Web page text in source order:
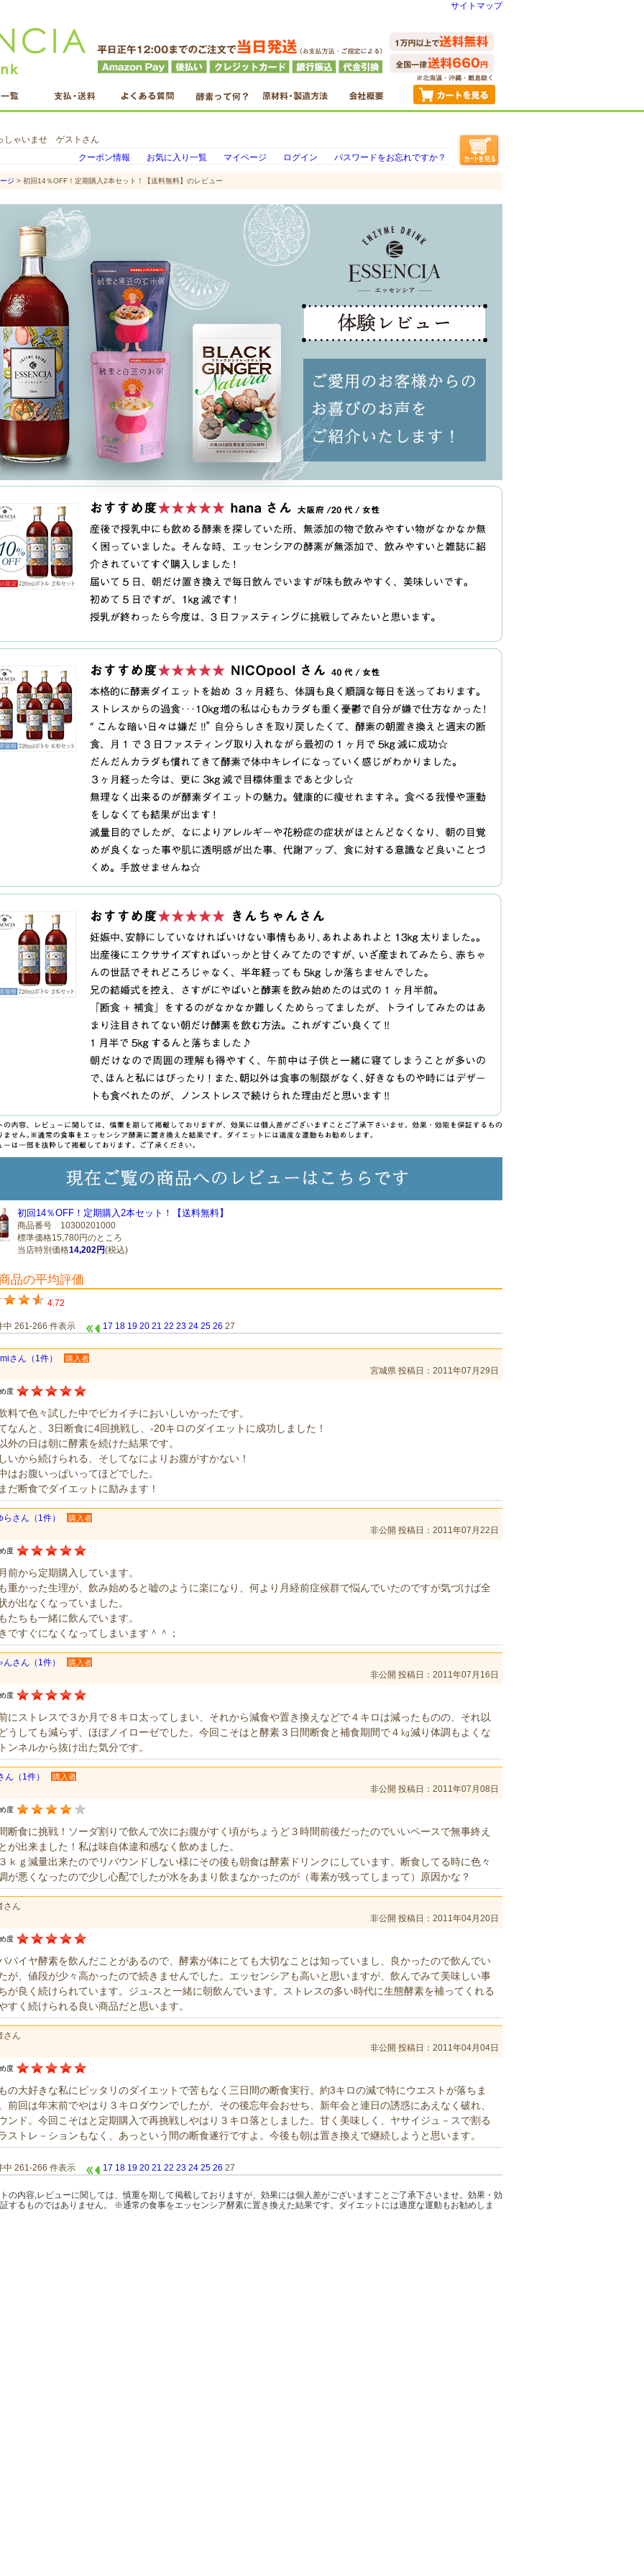
サイトマップ
しゃいませ ゲストさん
クーポン情報
お気に入り一覧 マイページ ログイン パスワードをお忘れですか？
ジ > 初回14％OFF！定期購入2本セット！【送料無料】のレビュー
初回14％OFF！定期購入2本セット！【送料無料】
商品番号 10300201000
標準価格15,780円のところ
当店特別価格14,202円(税込)
品の平均評価
4.72
中 261-266 件表示 17 18 19 20 21 22 23 24 25 26 27
さん（1件） 購入者
宮城県 投稿日：2011年07月29日
度
料で色々試した中でピカイチにおいしいかったです。
なんと、3日断食に4回挑戦し、-20キロのダイエットに成功しました！
外の日は朝に酵素を続けた結果です。
いから続けられる、そしてなによりお腹がすかない！
はお腹いっぱいってほどでした。
だ断食でダイエットに励みます！
らさん（1件） 購入者
非公開 投稿日：2011年07月22日
度
前から定期購入しています。
重かった生理が、飲み始めると嘘のように楽になり、何より月経前症候群で悩んでいたのですが気づけば全
が出なくなっていました。
たちも一緒に飲んでいます。
ですぐになくなってしまいます＾＾；
んさん（1件） 購入者
非公開 投稿日：2011年07月16日
度
にストレスで３か月で８キロ太ってしまい、それから減食や置き換えなどで４キロは減ったものの、それ以
うしても減らず、ほぼノイローゼでした。今回こそはと酵素３日間断食と補食期間で４㎏減り体調もよくな
ンネルから抜け出た気分です。
ん（1件） 購入者
非公開 投稿日：2011年07月08日
度
断食に挑戦！ソーダ割りで飲んで次にお腹がすく頃がちょうど３時間前後だったのでいいペースで無事終え
が出来ました！私は味自体違和感なく飲めました。
ｋｇ減量出来たのでリバウンドしない様にその後も朝食は酵素ドリンクにしています。断食してる時に色々
が悪くなったので少し心配でしたが水をあまり飲まなかったのが（毒素が残ってしまって）原因かな？
さん
非公開 投稿日：2011年04月20日
度
パイヤ酵素を飲んだことがあるので、酵素が体にとても大切なことは知っていまし、良かったので飲んでい
が、値段が少々高かったので続きませんでした。エッセンシアも高いと思いますが、飲んでみて美味しい事
が良く続けられています。ジュ-スと一緒に朝飲んでいます。ストレスの多い時代に生態酵素を補ってくれる
すく続けられる良い商品だと思います。
さん
非公開 投稿日：2011年04月04日
度
の大好きな私にピッタリのダイエットで苦もなく三日間の断食実行。約3キロの減で特にウエストが落ちま
前回は年末前でやはり３キロダウンでしたが、その後忘年会おせち、新年会と連日の誘惑にあえなく破れ、
ンド。今回こそはと定期購入で再挑戦しやはり３キロ落としました。甘く美味しく、ヤサイジュ－スで割る
ストレ－ションもなく、あっという間の断食遂行ですよ。今後も朝は置き換えで継続しようと思います。
中 261-266 件表示 17 18 19 20 21 22 23 24 25 26 27
の内容,レビューに関しては、慎重を期して掲載しておりますが、効果には個人差がございますことご了承下さいませ。効果・効
するものではありません。 ※通常の食事をエッセンシア酵素に置き換えた結果です。ダイエットには適度な運動もお勧めしま